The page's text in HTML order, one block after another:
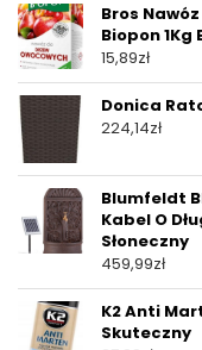
Bros
Biopon 1Kg
15,89zł
Donica
224,14zł
Blumfeldt
Kabel O
Słoneczny
459,99zł
K2 Anti
Skuteczny